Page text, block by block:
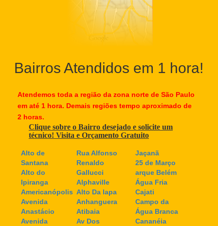
Bairros Atendidos em 1 hora!
Atendemos toda a região da zona norte de São Paulo
em até 1 hora. Demais regiões tempo aproximado de
2 horas.
Clique sobre o Bairro desejado e solicite um
técnico! Visita e Orçamento Gratuito
Alto de
Santana
Alto do
Ipiranga
Americanópolis
Avenida
Anastácio
Avenida
Rua Alfonso
Renaldo
Gallucci
Alphaville
Alto Da lapa
Anhanguera
Atibaia
Av Dos
Jaçanã
25 de Março
arque Belém
Água Fria
Cajati
Campo da
Água Branca
Cananéia